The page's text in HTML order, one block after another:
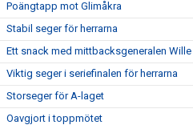
Poängtapp mot Glimåkra
Stabil seger för herrarna
Ett snack med mittbacksgeneralen Wille
Viktig seger i seriefinalen för herrarna
Storseger för A-laget
Oavgjort i toppmötet